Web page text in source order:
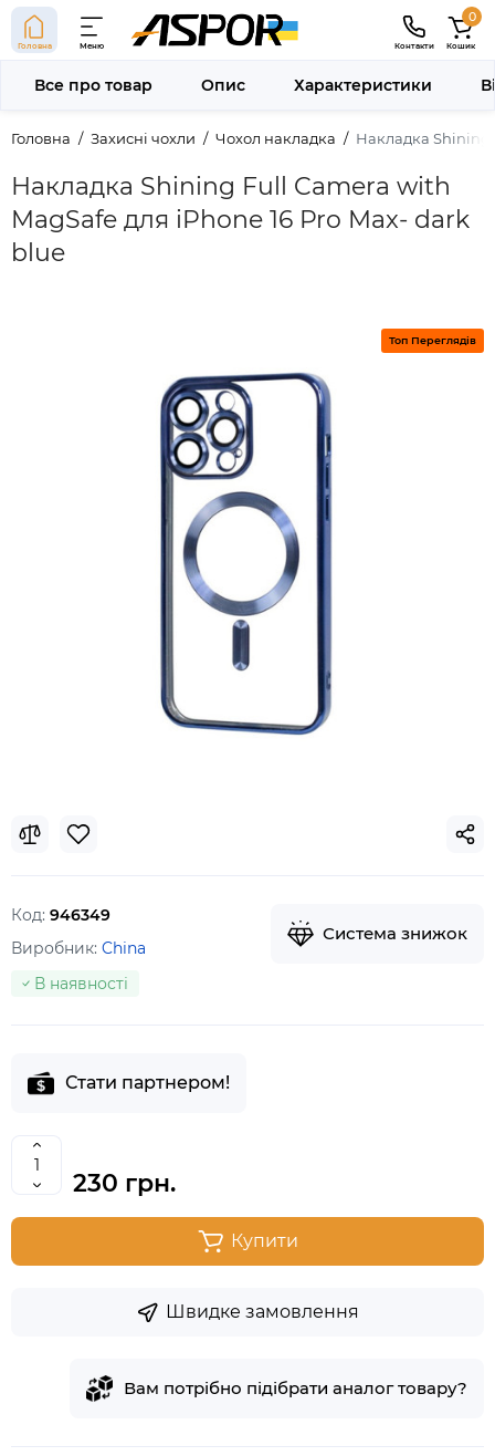
Головна Меню Контакти
0
Кошик
Головна Захисні чохли Чохол накладка Накладка Shining
Накладка Shining Full Camera with
MagSafe для iPhone 16 Pro Max- dark
blue
Все про товар Опис Характеристики
Топ Переглядів
Код: 946349
Виробник: China
В наявності
Система знижок
Стати партнером!
230 грн.
Купити
Швидке замовлення
Вам потрібно підібрати аналог товару?